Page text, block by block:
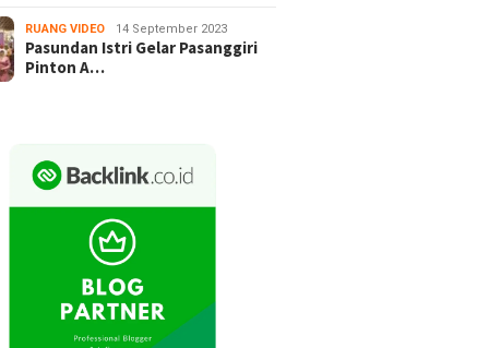
RUANG VIDEO 14 September 2023
Pasundan Istri Gelar Pasanggiri
Pinton A…